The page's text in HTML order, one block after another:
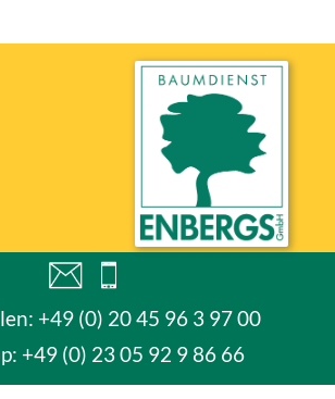
+49 (0) 20 45 96 3 97 00
+49 (0) 23 05 92 9 86 66